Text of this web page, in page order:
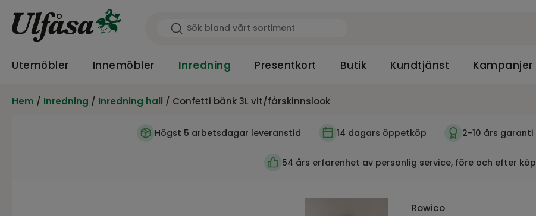
Utemöbler Innemöbler Inredning Presentkort Butik Kundtjänst Kampanjer
Hem / Inredning / Inredning hall / Confetti bänk 3L vit/fårskinnslook
Högst 5 arbetsdagar leveranstid 14 dagars öppetköp 2-10 års garanti
54 års erfarenhet av personlig service, före och efter köp
Rowico